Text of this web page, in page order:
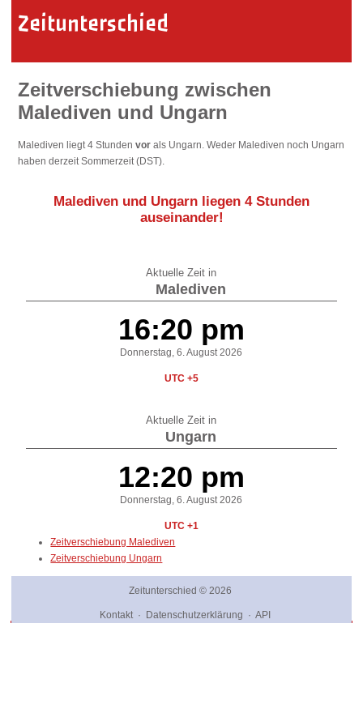
Zeitunterschied
Zeitverschiebung zwischen
Malediven und Ungarn
Malediven liegt 4 Stundenvor als Ungarn. Weder Malediven noch Ungarn
haben derzeit Sommerzeit (DST).
Malediven und Ungarn liegen 4 Stunden
auseinander!
Aktuelle Zeit in
Malediven
16:20 pm
Donnerstag, 6. August 2026
UTC +5
Aktuelle Zeit in
Ungarn
12:20 pm
Donnerstag, 6. August 2026
UTC +1
Zeitverschiebung Malediven
Zeitverschiebung Ungarn
Zeitunterschied © 2026
Kontakt· Datenschutzerklärung · API